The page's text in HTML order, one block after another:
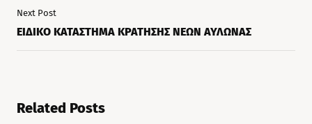
Next Post
ΕΙΔΙΚΟ ΚΑΤΑΣΤΗΜΑ ΚΡΑΤΗΣΗΣ ΝΕΩΝ ΑΥΛΩΝΑΣ
Related Posts